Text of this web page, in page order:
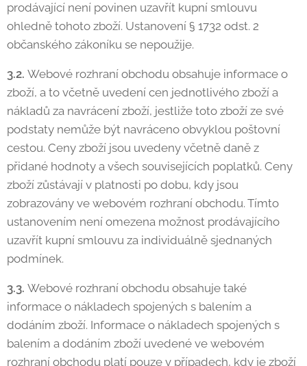
prodávající není povinen uzavřít kupní smlouvu
ohledně tohoto zboží. Ustanovení § 1732 odst. 2
občanského zákoníku se nepoužije.
3.2. Webové rozhraní obchodu obsahuje informace o
zboží, a to včetně uvedení cen jednotlivého zboží a
nákladů za navrácení zboží, jestliže toto zboží ze své
podstaty nemůže být navráceno obvyklou poštovní
cestou. Ceny zboží jsou uvedeny včetně daně z
přidané hodnoty a všech souvisejících poplatků. Ceny
zboží zůstávají v platnosti po dobu, kdy jsou
zobrazovány ve webovém rozhraní obchodu. Tímto
ustanovením není omezena možnost prodávajícího
uzavřít kupní smlouvu za individuálně sjednaných
podmínek.
3.3. Webové rozhraní obchodu obsahuje také
informace o nákladech spojených s balením a
dodáním zboží. Informace o nákladech spojených s
balením a dodáním zboží uvedené ve webovém
rozhraní obchodu platí pouze v případech, kdy je zboží